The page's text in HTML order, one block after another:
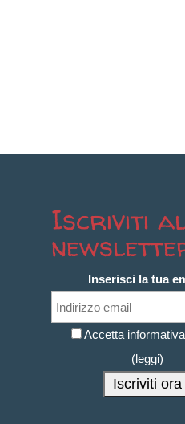
Iscriviti
Inserisci la tua
Accetta
(leggi)